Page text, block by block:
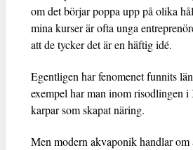
om det börjar poppa upp på olika
mina kurser är ofta unga
att de tycker det är en häftig idé.
Egentligen har fenomenet funnits
exempel har man inom risodlingen
karpar som skapat näring.
Men modern akvaponik handlar om